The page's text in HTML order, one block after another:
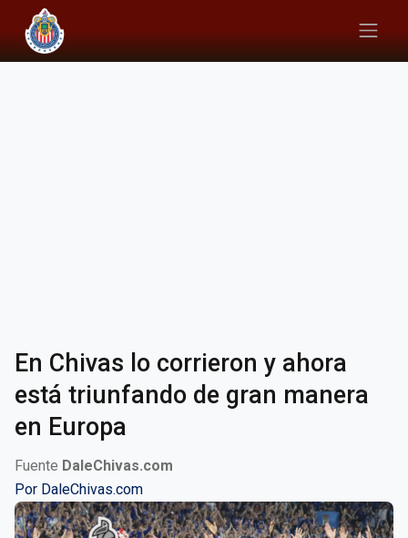
En Chivas lo corrieron y ahora
está triunfando de gran manera
en Europa
Fuente DaleChivas.com
Por DaleChivas.com